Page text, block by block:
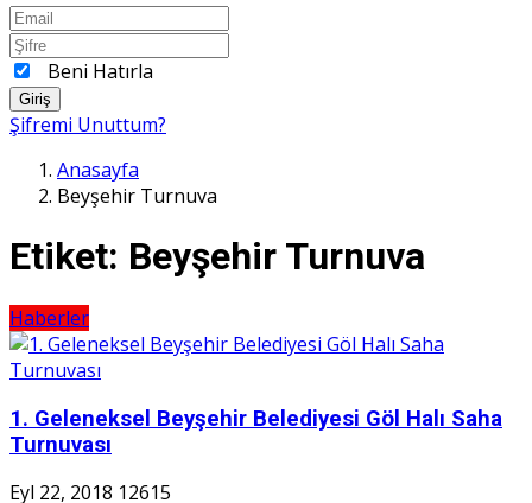
Beni Hatırla
Giriş
Şifremi Unuttum?
Anasayfa
Beyşehir Turnuva
Etiket: Beyşehir Turnuva
Haberler
1. Geleneksel Beyşehir Belediyesi Göl Halı Saha
Turnuvası
Eyl 22, 2018 12615